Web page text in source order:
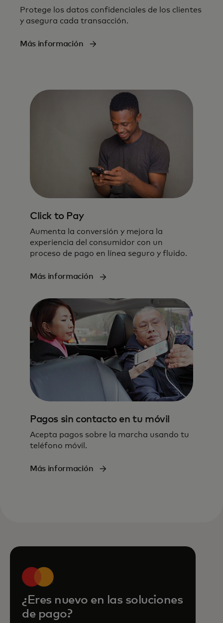
Protege los datos confidenciales de los clientes
y asegura cada transacción.
Más información
Click to Pay
Aumenta la conversión y mejora la
experiencia del consumidor con un
proceso de pago en línea seguro y fluido.
Más información
Pagos sin contacto en tu móvil
Acepta pagos sobre la marcha usando tu
teléfono móvil.
Más información
¿Eres nuevo en las soluciones
de pago?